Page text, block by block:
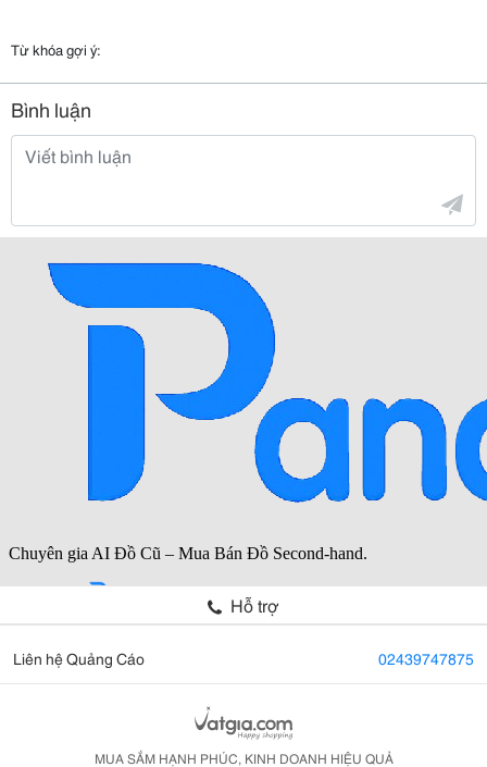
Từ khóa gợi ý:
Bình luận
Hỗ trợ
Liên hệ Quảng Cáo 02439747875
MUA SẮM HẠNH PHÚC, KINH DOANH HIỆU QUẢ